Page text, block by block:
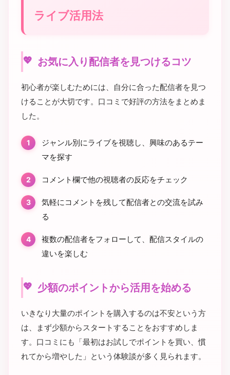
ライブ活用法
お気に入り配信者を見つけるコツ
初心者が楽しむためには、自分に合った配信者を見つ
けることが大切です。口コミで好評の方法をまとめま
した。
ジャンル別にライブを視聴し、興味のあるテー
マを探す
コメント欄で他の視聴者の反応をチェック
気軽にコメントを残して配信者との交流を試み
る
複数の配信者をフォローして、配信スタイルの
違いを楽しむ
少額のポイントから活用を始める
いきなり大量のポイントを購入するのは不安という方
は、まず少額からスタートすることをおすすめしま
す。口コミにも「最初はお試しでポイントを買い、慣
れてから増やした」という体験談が多く見られます。